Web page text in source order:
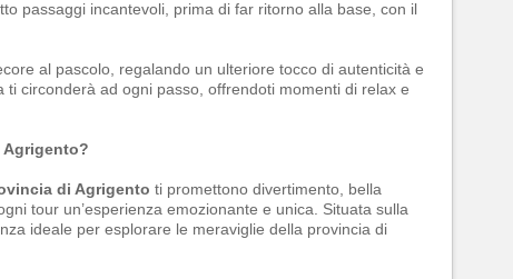
passaggi incantevoli, prima di far ritorno alla base, con il
al pascolo, regalando un ulteriore tocco di autenticità e
circonderà ad ogni passo, offrendoti momenti di relax e
Agrigento?
di Agrigento ti promettono divertimento, bella
tour un’esperienza emozionante e unica. Situata sulla
ideale per esplorare le meraviglie della provincia di